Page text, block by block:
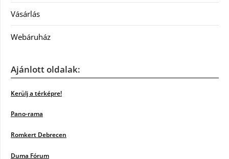
Vásárlás
Webáruház
Ajánlott oldalak:
Kerülj a térképre!
Pano-rama
Romkert Debrecen
Duma Fórum